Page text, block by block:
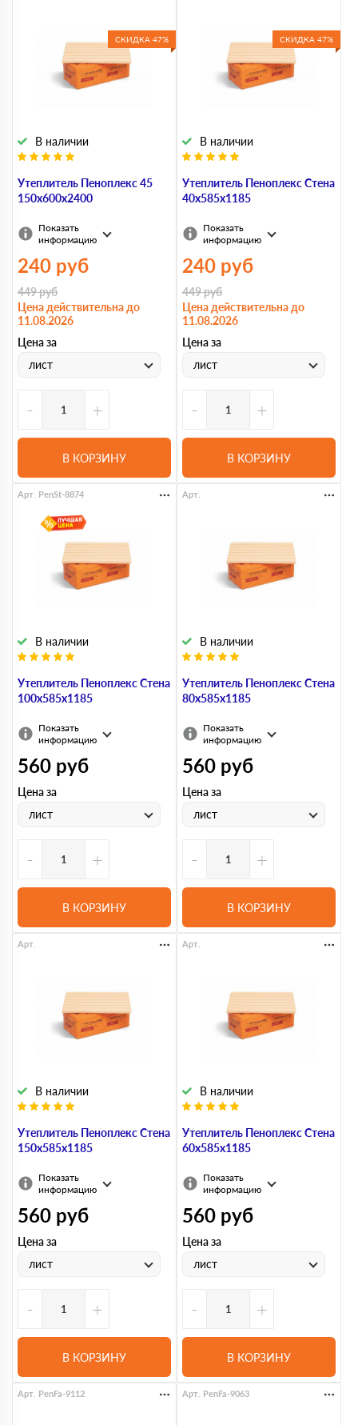
СКИДКА 47%
Утеплитель Пеноплекс 45
150х600х2400
В наличии
Показать
информацию
240 руб
449руб
Цена действительна до
11.08.2026
Цена за
лист
- +
В КОРЗИНУ
СКИДКА 47%
Утеплитель Пеноплекс Стена
40х585х1185
В наличии
Показать
информацию
240 руб
449руб
Цена действительна до
11.08.2026
Цена за
лист
- +
В КОРЗИНУ
Утеплитель Пеноплекс Стена
100х585х1185
В наличии
Арт. PenSt-8874
Показать
информацию
560 руб
Цена за
лист
- +
В КОРЗИНУ
Утеплитель Пеноплекс Стена
80х585х1185
В наличии
Арт.
Показать
информацию
560 руб
Цена за
лист
- +
В КОРЗИНУ
Утеплитель Пеноплекс Стена
150х585х1185
В наличии
Арт.
Показать
информацию
560 руб
Цена за
лист
- +
В КОРЗИНУ
Утеплитель Пеноплекс Стена
60х585х1185
В наличии
Арт.
Показать
информацию
560 руб
Цена за
лист
- +
В КОРЗИНУ
Арт. PenFa-9112 Арт. PenFa-9063